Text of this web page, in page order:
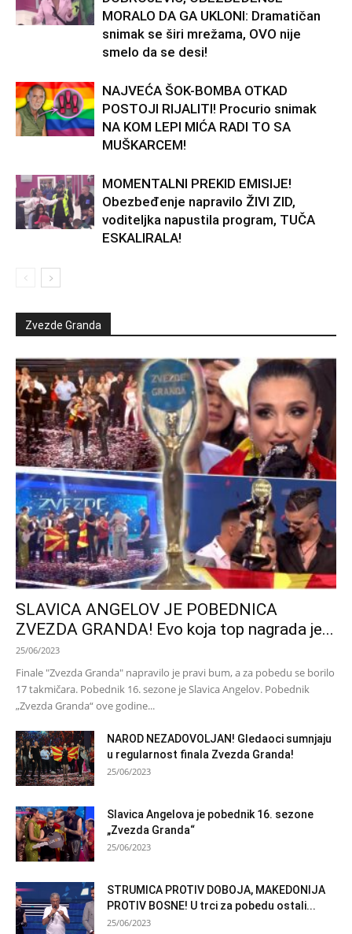
MORALO DA GA UKLONI: Dramatičan
snimak se širi mrežama, OVO nije
smelo da se desi!
NAJVEĆA ŠOK-BOMBA OTKAD
POSTOJI RIJALITI! Procurio snimak
NA KOM LEPI MIĆA RADI TO SA
MUŠKARCEM!
MOMENTALNI PREKID EMISIJE!
Obezbeđenje napravilo ŽIVI ZID,
voditeljka napustila program, TUČA
ESKALIRALA!
Zvezde Granda
SLAVICA ANGELOV JE POBEDNICA
ZVEZDA GRANDA! Evo koja top nagrada je...
25/06/2023
Finale "Zvezda Granda" napravilo je pravi bum, a za pobedu se borilo
17 takmičara. Pobednik 16. sezone je Slavica Angelov. Pobednik
„Zvezda Granda“ ove godine...
NAROD NEZADOVOLJAN! Gledaoci sumnjaju
u regularnost finala Zvezda Granda!
25/06/2023
Slavica Angelova je pobednik 16. sezone
„Zvezda Granda“
25/06/2023
STRUMICA PROTIV DOBOJA, MAKEDONIJA
PROTIV BOSNE! U trci za pobedu ostali...
25/06/2023